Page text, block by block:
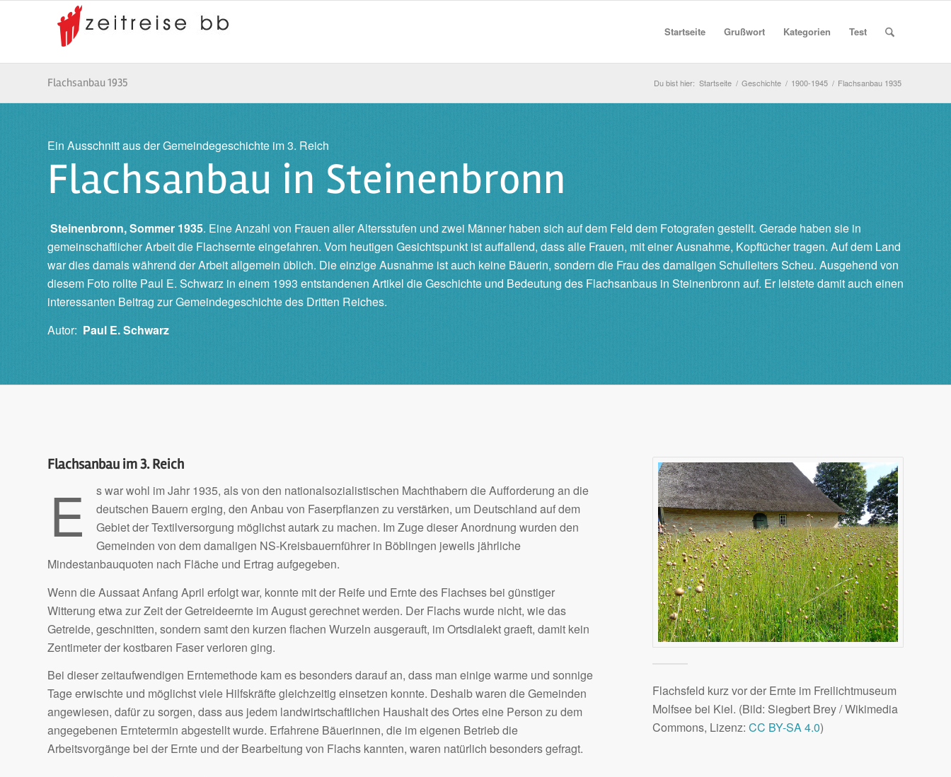
Startseite Grußwort Kategorien Test
Flachsanbau 1935 Du bist hier: Startseite / Geschichte / 1900-1945 / Flachsanbau 1935
Ein Ausschnitt aus der Gemeindegeschichte im 3. Reich
Flachsanbau in Steinenbronn
Steinenbronn, Sommer 1935. Eine Anzahl von Frauen aller Altersstufen und zwei Männer haben sich auf dem Feld dem Fotografen gestellt. Gerade haben sie in
gemeinschaftlicher Arbeit die Flachsernte eingefahren. Vom heutigen Gesichtspunkt ist auffallend, dass alle Frauen, mit einer Ausnahme, Kopftücher tragen. Auf dem Land
war dies damals während der Arbeit allgemein üblich. Die einzige Ausnahme ist auch keine Bäuerin, sondern die Frau des damaligen Schulleiters Scheu. Ausgehend von
diesem Foto rollte Paul E. Schwarz in einem 1993 entstandenen Artikel die Geschichte und Bedeutung des Flachsanbaus in Steinenbronn auf. Er leistete damit auch einen
interessanten Beitrag zur Gemeindegeschichte des Dritten Reiches.
Autor: Paul E. Schwarz
Flachsanbau im 3. Reich
E
s war wohl im Jahr 1935, als von den nationalsozialistischen Machthabern die Aufforderung an die
deutschen Bauern erging, den Anbau von Faserpflanzen zu verstärken, um Deutschland auf dem
Gebiet der Textilversorgung möglichst autark zu machen. Im Zuge dieser Anordnung wurden den
Gemeinden von dem damaligen NS-Kreisbauernführer in Böblingen jeweils jährliche
Mindestanbauquoten nach Fläche und Ertrag aufgegeben.
Wenn die Aussaat Anfang April erfolgt war, konnte mit der Reife und Ernte des Flachses bei günstiger
Witterung etwa zur Zeit der Getreideernte im August gerechnet werden. Der Flachs wurde nicht, wie das
Getreide, geschnitten, sondern samt den kurzen flachen Wurzeln ausgerauft, im Ortsdialekt graeft, damit kein
Zentimeter der kostbaren Faser verloren ging.
Bei dieser zeitaufwendigen Erntemethode kam es besonders darauf an, dass man einige warme und sonnige
Tage erwischte und möglichst viele Hilfskräfte gleichzeitig einsetzen konnte. Deshalb waren die Gemeinden
angewiesen, dafür zu sorgen, dass aus jedem landwirtschaftlichen Haushalt des Ortes eine Person zu dem
angegebenen Erntetermin abgestellt wurde. Erfahrene Bäuerinnen, die im eigenen Betrieb die
Arbeitsvorgänge bei der Ernte und der Bearbeitung von Flachs kannten, waren natürlich besonders gefragt.
Flachsfeld kurz vor der Ernte im Freilichtmuseum
Molfsee bei Kiel. (Bild: Siegbert Brey / Wikimedia
Commons, Lizenz:CC BY-SA 4.0)